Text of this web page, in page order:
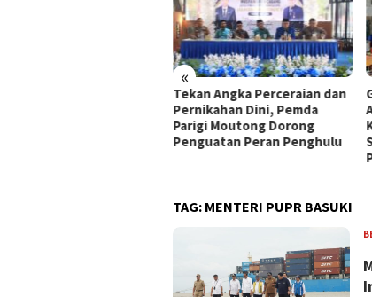
«
Tekan Angka Perceraian dan
Pernikahan Dini, Pemda
Parigi Moutong Dorong
Penguatan Peran Penghulu
TAG: MENTERI PUPR BASUKI